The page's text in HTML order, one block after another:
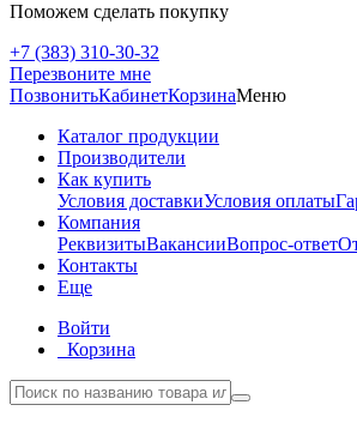
Поможем сделать покупку
+7 (383) 310-30-32
Перезвоните мне
ПозвонитьКабинетКорзинаМеню
Каталог продукции
Производители
Как купить
Условия доставкиУсловия оплаты
Компания
РеквизитыВакансииВопрос-ответ
Контакты
Еще
Войти
Корзина